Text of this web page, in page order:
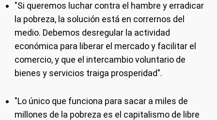
"Si queremos luchar contra el hambre y erradicar
la pobreza, la solución está en corrernos del
medio. Debemos desregular la actividad
económica para liberar el mercado y facilitar el
comercio, y que el intercambio voluntario de
bienes y servicios traiga prosperidad".
"Lo único que funciona para sacar a miles de
millones de la pobreza es el capitalismo de libre